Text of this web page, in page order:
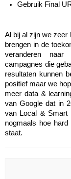
Gebruik Final
Al bij al zijn we zeer
brengen in de
veranderen
campagnes die
resultaten kunnen
positief maar we
meer data &
van Google dat in
van Local & Smart
nogmaals hoe
staat.